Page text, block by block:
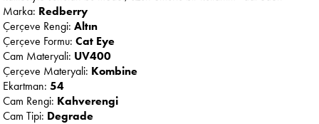
Marka: Redberry
Çerçeve Rengi:Altın
Çerçeve Formu:Cat Eye
Cam Materyali: UV400
Çerçeve Materyali: Kombine
Ekartman:54
Cam Rengi: Kahverengi
Cam Tipi: Degrade